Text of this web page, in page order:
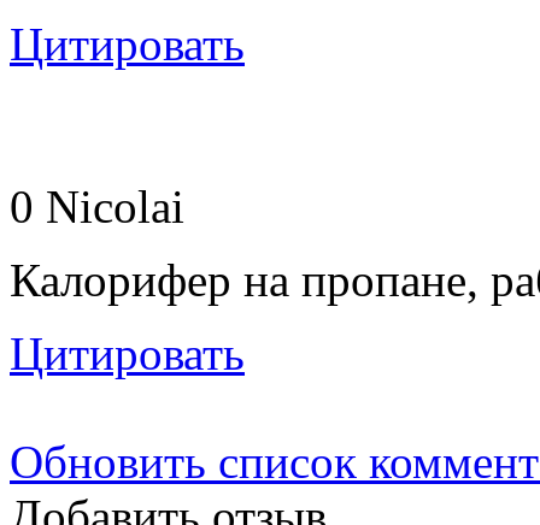
Цитировать
0 Nicolai
Калорифер на пропане,
Цитировать
Обновить список